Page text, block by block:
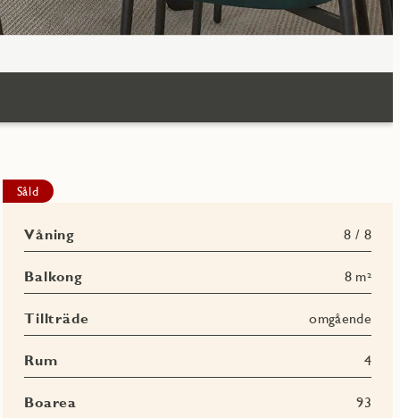
Såld
Våning 8 / 8
Balkong 8 m²
Tillträde omgående
Rum 4
Boarea 93